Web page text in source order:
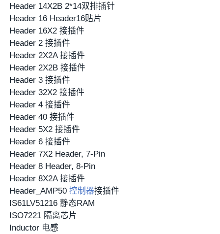
Header 14X2B 2*14双排插针
Header 16 Header16贴片
Header 16X2 接插件
Header 2 接插件
Header 2X2A 接插件
Header 2X2B 接插件
Header 3 接插件
Header 32X2 接插件
Header 4 接插件
Header 40 接插件
Header 5X2 接插件
Header 6 接插件
Header 7X2 Header, 7-Pin
Header 8 Header, 8-Pin
Header 8X2A 接插件
Header_AMP50控制器接插件
IS61LV51216 静态RAM
ISO7221 隔离芯片
Inductor 电感